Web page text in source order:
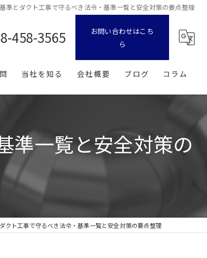
準とダクト工事で守るべき法令・基準一覧と安全対策の要点整理
458-3565
お問い合わせはこち
ら
当社を知る
新卒
会社概要 ブログ コラム
準一覧と安全対策の
クト工事で守るべき法令・基準一覧と安全対策の要点整理